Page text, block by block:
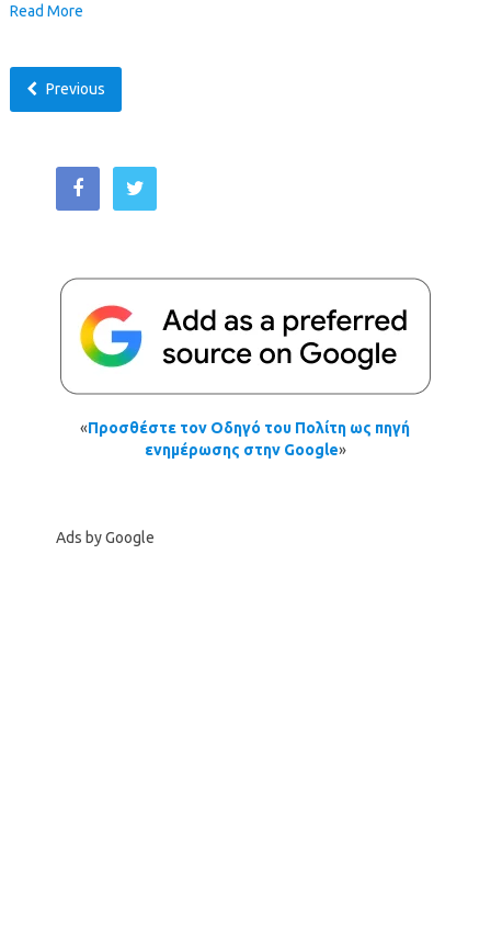
Read More
Previous
«Προσθέστε τον Οδηγό του Πολίτη ως πηγή
ενημέρωσης στην Google»
Ads by Google